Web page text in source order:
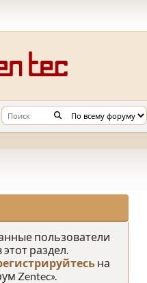
пользователи
раздел.
на
Zentec».